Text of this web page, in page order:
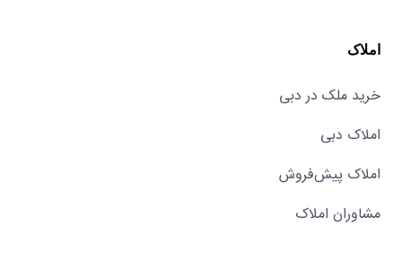
املاک
خرید ملک در دبی
املاک دبی
املاک پیش‌فروش
مشاوران املاک